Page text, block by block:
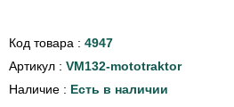
Код товара : 4947
Артикул : VM132-mototraktor
Наличие : Есть в наличии